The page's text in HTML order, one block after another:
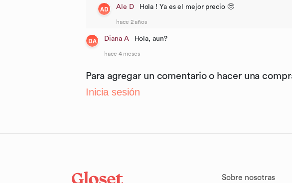
AD Ale D Hola ! Ya es el mejor precio 🥺
hace 2 años
DA Diana A Hola, aun?
hace 4 meses
Para agregar un comentario o hacer una
Inicia sesión
Sobre nosotras